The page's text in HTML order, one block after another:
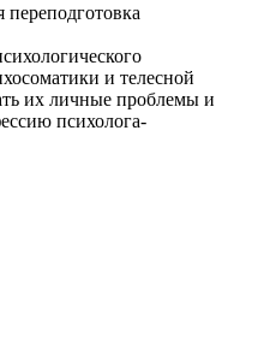
и телесной
их личные проблемы и
психолога-